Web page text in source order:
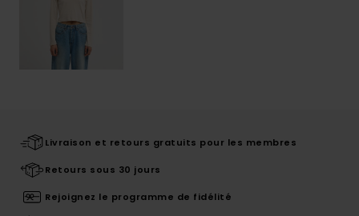
Livraison et retours gratuits pour les membres
Retours sous 30 jours
Rejoignez le programme de fidélité